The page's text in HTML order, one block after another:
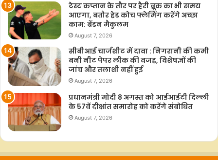
टेस्ट कप्तान के तौर पर हैरी ब्रूक का भी समय
आएगा, बतौर हेड कोच फ्लेमिंग करेंगे अच्छा
काम: ब्रेंडन मैकुलम
August 7, 2026
सीबीआई चार्जशीट में दावा : निगरानी की कमी
बनी नीट पेपर लीक की वजह, विशेषज्ञों की
जांच और तलाशी नहीं हुई
August 7, 2026
प्रधानमंत्री मोदी 8 अगस्त को आईआईटी दिल्ली
के 57वें दीक्षांत समारोह को करेंगे संबोधित
August 7, 2026